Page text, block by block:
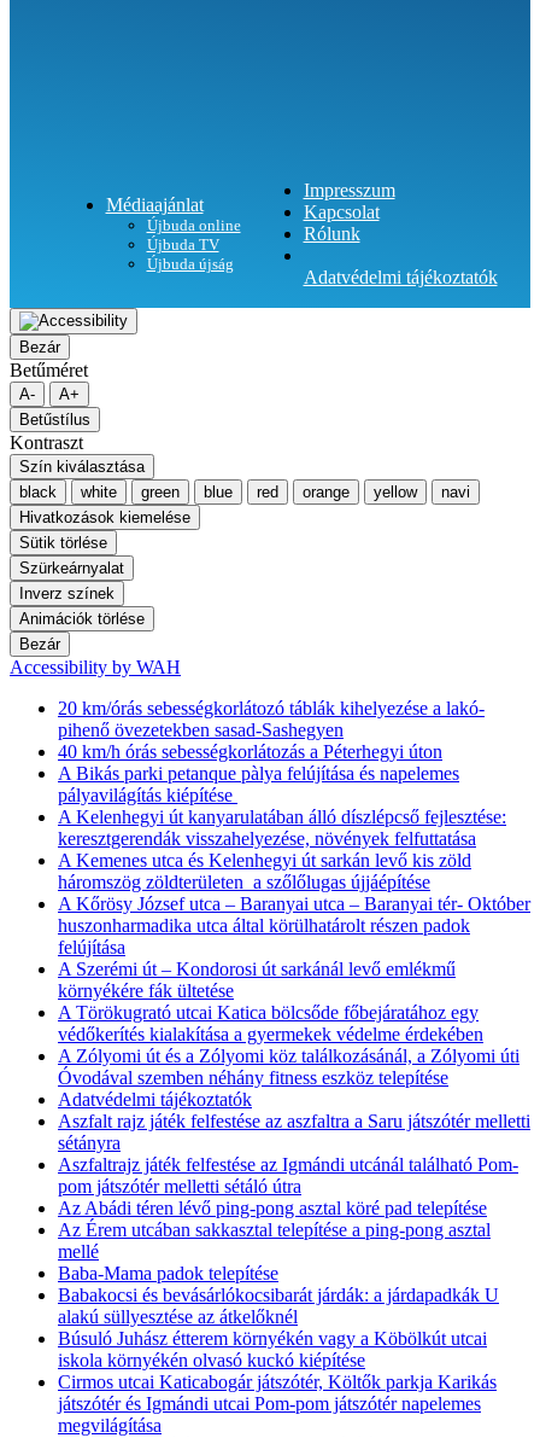
Médiaajánlat
Újbuda online
Újbuda TV
Újbuda újság
Impresszum
Kapcsolat
Rólunk
Adatvédelmi tájékoztatók
Bezár
Betűméret
A-
A+
Betűstílus
Kontraszt
Szín kiválasztása
black
white green blue red orange yellow
navi
Hivatkozások kiemelése
Sütik törlése
Szürkeárnyalat
Inverz színek
Animációk törlése
Bezár
Accessibility by WAH
20 km/órás sebességkorlátozó táblák kihelyezése a lakó-
pihenő övezetekben sasad-Sashegyen
40 km/h órás sebességkorlátozás a Péterhegyi úton
A Bikás parki petanque pàlya felújítása és napelemes
pályavilágítás kiépítése
A Kelenhegyi út kanyarulatában álló díszlépcső fejlesztése:
keresztgerendák visszahelyezése, növények felfuttatása
A Kemenes utca és Kelenhegyi út sarkán levő kis zöld
háromszög zöldterületen a szőlőlugas újjáépítése
A Kőrösy József utca – Baranyai utca – Baranyai tér- Október
huszonharmadika utca által körülhatárolt részen padok
felújítása
A Szerémi út – Kondorosi út sarkánál levő emlékmű
környékére fák ültetése
A Törökugrató utcai Katica bölcsőde főbejáratához egy
védőkerítés kialakítása a gyermekek védelme érdekében
A Zólyomi út és a Zólyomi köz találkozásánál, a Zólyomi úti
Óvodával szemben néhány fitness eszköz telepítése
Adatvédelmi tájékoztatók
Aszfalt rajz játék felfestése az aszfaltra a Saru játszótér melletti
sétányra
Aszfaltrajz játék felfestése az Igmándi utcánál található Pom-
pom játszótér melletti sétáló útra
Az Abádi téren lévő ping-pong asztal köré pad telepítése
Az Érem utcában sakkasztal telepítése a ping-pong asztal
mellé
Baba-Mama padok telepítése
Babakocsi és bevásárlókocsibarát járdák: a járdapadkák U
alakú süllyesztése az átkelőknél
Búsuló Juhász étterem környékén vagy a Köbölkút utcai
iskola környékén olvasó kuckó kiépítése
Cirmos utcai Katicabogár játszótér, Költők parkja Karikás
játszótér és Igmándi utcai Pom-pom játszótér napelemes
megvilágítása